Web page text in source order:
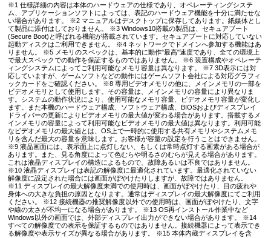
※1 仕様詳細の内容は本体のハードウェアの仕様であり、オペレーティングシステ
ム、アプリケーションソフトによっては、表記のハードウェア機能を十分に満たせな
い場合があります。 ※2 マニュアルはデスクトップに保存してあります。紙媒体とし
て製品に添付はしておりません。 ※3 Windows10搭載の製品は、セキュアブート
(Secure Boot)と呼ばれる機能が搭載されています。セキュアブートに対応していない
起動ディスクはご利用できません。 ※4 ネットワークでドメインへ参加する機能はあ
りません。 ※5 メモリのスペックは、基本的に動作"最高"速度であり、全ての環境上
で最大スペックでの動作を保証するものではありません。 ※6 装置構成やオペレーテ
ィングシステムによってご利用可能なメモリ容量は異なります。 ※7 3D表示には対
応していますが、ゲームソフトなどの動作にはゲームソフト会社による対応グラフィ
ックカードをご確認ください。 ※8 専用ビデオメモリの他に、メインメモリの一部を
ビデオメモリとして使用します。その容量は、メインメモリの容量により異なりま
す。システムの動作状況により、使用可能なメモリ容量、ビデオメモリ容量が変化し
ます。また本機のハードウェア構成、ソフトウェア構成、BIOSおよびディスプレイ
ドライバーの更新によりビデオメモリの最大値が変わる場合があります。搭載するメ
インメモリの容量によって利用可能なビデオメモリの最大値は異なります。利用可能
なビデオメモリの最大値とは、OS上で一時的に使用する共有メモリやシステムメモ
リを含んだ最大の容量を意味します。お客様が容量の設定を行うことはできません。
※9 液晶画面には、表示面上に点灯しない、もしくは常時点灯する画素がある場合が
あります。また、見る角度によって色むらや明るさのむらが見える場合があります。
これは液晶ディスプレイの構造によるもので、故障あるいは不良ではありません。
※10 液晶ディスプレイは表記の解像度に最適化されています。最適化されていない
解像度に設定された場合には画面がぼやけたりしますが、故障ではありません。
※11 ディスプレイの最大解像度未満での使用時は、画面がぼやけたり、目の疲れや
身体への大きな負担の原因となります。通常はディスプレイの最大解像度にてご利用
ください。 ※12 接続機器の推奨解像度以外での使用時は、画面がぼやけたり、文字
や線の太さが不均一になる場合があります。 ※13 OS再インストール作業中など
Windows以外の画面では、外部ディスプレイ出力ができない場合があります。 ※14
すべての解像度での表示を保証するものではありません。接続機器によって表示でき
る解像度や表示サイズが異なる場合があります。 ※15 本体内蔵ディスプレイを含